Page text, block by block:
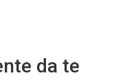
da te